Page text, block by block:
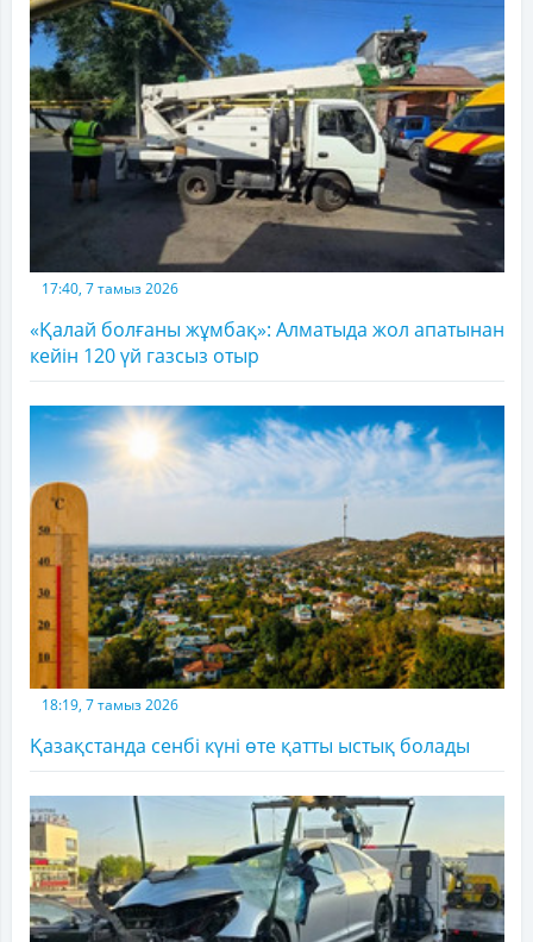
17:40, 7 тамыз 2026
«Қалай болғаны жұмбақ»: Алматыда жол апатынан
кейін 120 үй газсыз отыр
18:19, 7 тамыз 2026
Қазақстанда сенбі күні өте қатты ыстық болады